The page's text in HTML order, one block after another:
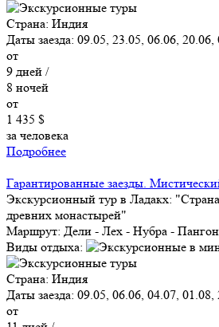
Страна: Индия
Даты заезда: 09.05, 23.05, 06.06,
от
9 дней /
8 ночей
от
1 435 $
за человека
Подробнее
Гарантированные заезды.
Экскурсионный тур в Ладакх:
древних монастырей"
Маршрут: Дели - Лех - Нубра -
Виды отдыха:
Страна: Индия
Даты заезда: 09.05, 06.06, 04.07, 01.08,
от